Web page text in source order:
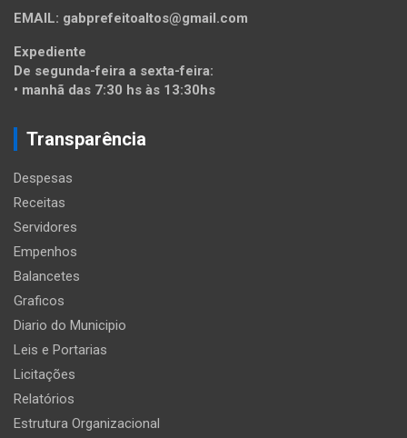
EMAIL: gabprefeitoaltos@gmail.com
Expediente
De segunda-feira a sexta-feira:
• manhã das 7:30 hs às 13:30hs
Transparência
Despesas
Receitas
Servidores
Empenhos
Balancetes
Graficos
Diario do Municipio
Leis e Portarias
Licitações
Relatórios
Estrutura Organizacional